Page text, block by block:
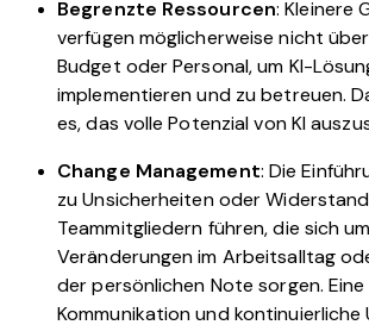
Begrenzte Ressourcen: Kleinere
verfügen möglicherweise nicht
Budget oder Personal, um KI-
implementieren und zu betreuen.
es, das volle Potenzial von KI
Change Management: Die
zu Unsicherheiten oder
Teammitgliedern führen, die sich um
Veränderungen im Arbeitsalltag
der persönlichen Note sorgen.
Kommunikation und